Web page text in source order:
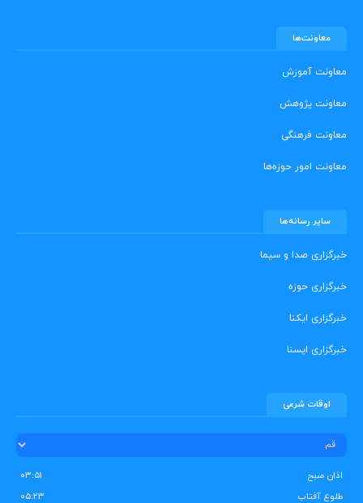
معاونت‌ها
معاونت آموزش
معاونت پژوهش
معاونت فرهنگی
معاونت امور حوزه‌ها
سایر رسانه‌ها
خبرگزاری صدا و سیما
خبرگزاری حوزه
خبرگزاری ایکنا
خبرگزاری ایسنا
اوقات شرعی
اذان صبح
۰۳:۵۱
طلوع آفتاب
۰۵:۲۳